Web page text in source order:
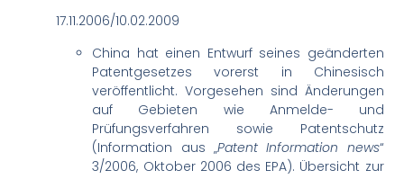
17.11.2006/10.02.2009
China hat einen Entwurf seines geänderten
Patentgesetzes vorerst in Chinesisch
veröffentlicht. Vorgesehen sind Änderungen
auf Gebieten wie Anmelde- und
Prüfungsverfahren sowie Patentschutz
(Information aus „Patent Information news“
3/2006, Oktober 2006 des EPA). Übersicht zur